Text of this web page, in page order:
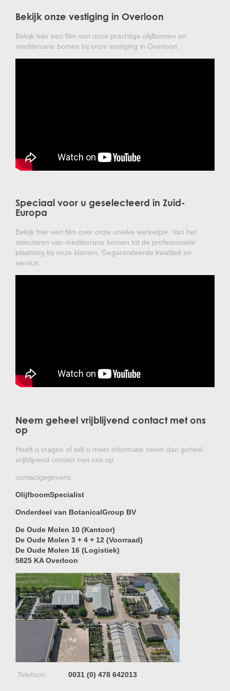
Bekijk onze vestiging in Overloon
Bekijk hier een film van onze prachtige olijfbomen en
mediterrane bomen bij onze vestiging in Overloon.
Speciaal voor u geselecteerd in Zuid-
Europa
Bekijk hier een film over onze unieke werkwijze. Van het
selecteren van mediterrane bomen tot de professionele
plaatsing bij onze klanten. Gegarandeerde kwaliteit en
service.
Neem geheel vrijblijvend contact met ons
op
Heeft u vragen of wilt u meer informatie neem dan geheel
vrijblijvend contact met ons op.
contactgegevens:
OlijfboomSpecialist
Onderdeel van BotanicalGroup BV
De Oude Molen 10 (Kantoor)
De Oude Molen 3 + 4 + 12 (Voorraad)
De Oude Molen 16 (Logistiek)
5825 KA Overloon
Telefoon: 0031 (0) 478 642013